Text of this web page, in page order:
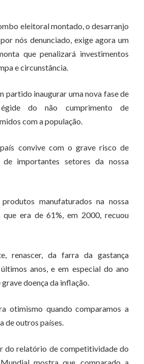
eleitoral montado, o desarranjo
nós denunciado, exige agora um
que penalizará investimentos
e circunstância.
partido inaugurar uma nova fase de
do não cumprimento de
com a população.
convive com o grave risco de
de importantes setores da nossa
manufaturados na nossa
que era de 61%, em 2000, recuou
renascer, da farra da gastança
anos, e em especial do ano
doença da inflação.
otimismo quando comparamos a
de outros países.
do relatório de competitividade do